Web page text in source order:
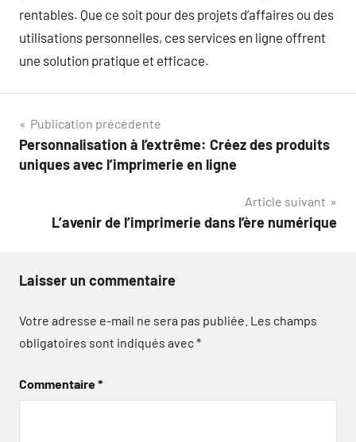
rentables. Que ce soit pour des projets d’affaires ou des
utilisations personnelles, ces services en ligne offrent
une solution pratique et efficace.
Navigation
de
Publication précédente
Personnalisation à l’extrême: Créez des produits
uniques avec l’imprimerie en ligne
Article suivant
L’avenir de l’imprimerie dans l’ère numérique
Laisser un commentaire
Votre adresse e-mail ne sera pas publiée. Les champs
obligatoires sont indiqués avec*
Commentaire*